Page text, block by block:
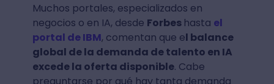
Muchos portales, especializados en
negocios o en IA, desde Forbes hasta el
portal de IBM, comentan que el balance
global de la demanda de talento en IA
excede la oferta disponible. Cabe
preguntarse por qué hay tanta demanda